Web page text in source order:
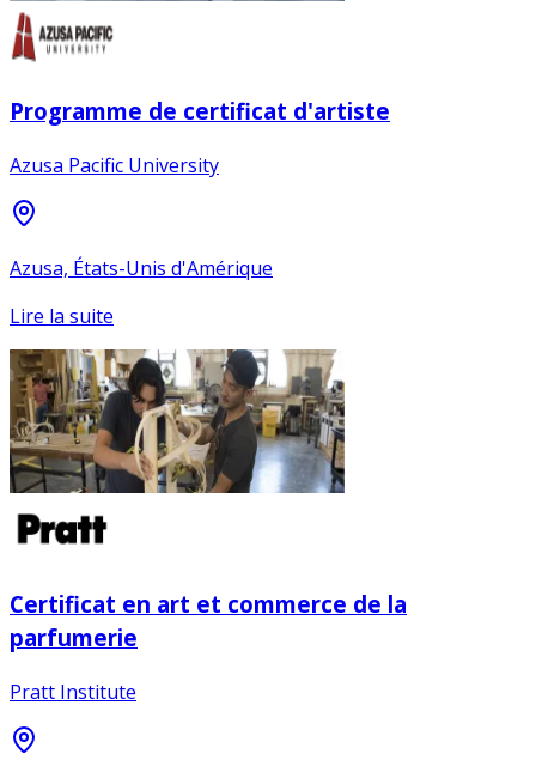
Programme de certificat d'artiste
Azusa Pacific University
Azusa, États-Unis d'Amérique
Lire la suite
Certificat en art et commerce de la
parfumerie
Pratt Institute